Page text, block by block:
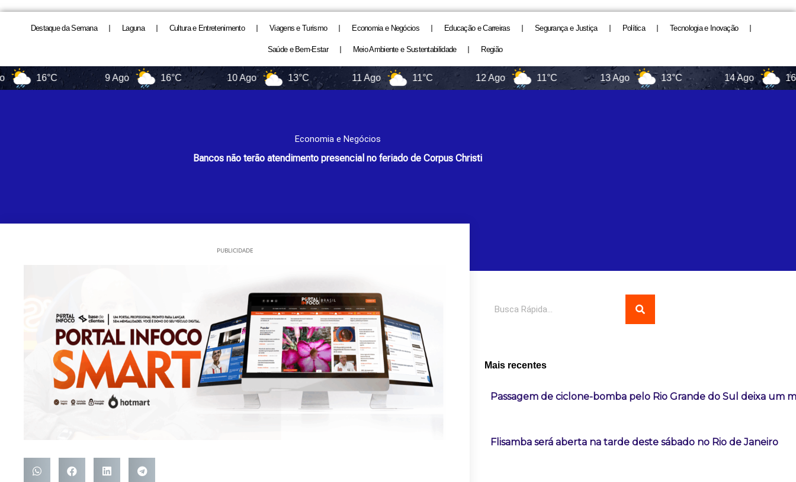
Destaque da Semana Laguna Cultura e Entretenimento Viagens e Turismo Economia e Negócios Educação e Carreiras Segurança e Justiça Política Tecnologia e Inovação
Saúde e Bem-Estar Meio Ambiente e Sustentabilidade Região
16°C 9 Ago 16°C 10 Ago 13°C 11 Ago 11°C 12 Ago 11°C 13 Ago 13°C 14 Ago 16°C
Economia e Negócios
Bancos não terão atendimento presencial no feriado de Corpus Christi
PUBLICIDADE
Mais recentes
Passagem de ciclone-bomba pelo Rio Grande do Sul deixa um
Flisamba será aberta na tarde deste sábado no Rio de Janeiro